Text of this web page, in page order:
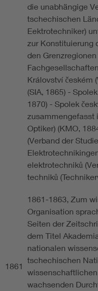
die unabhängige
tschechischen
Eektrotechniker)
zur Konstituierung
den
Království českém
(SIA, 1865) -
1870) - Spolek
zusammengefasst
Optiker) (KMO,
(Verband der
elektrotechniků
techniků
1861
1861-1863, Zum
Organisation
Seiten der
dem Titel
nationalen
tschechischen
wachsenden